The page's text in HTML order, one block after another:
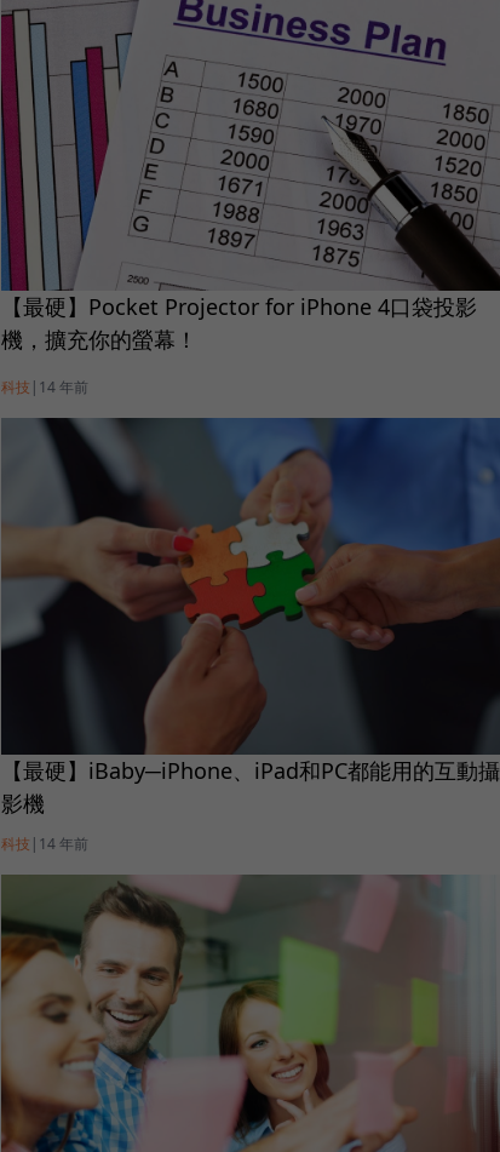
【最硬】Pocket Projector for iPhone 4口袋投影
機，擴充你的螢幕！
科技 | 14 年前
【最硬】iBaby─iPhone、iPad和PC都能用的互動攝
影機
科技 | 14 年前